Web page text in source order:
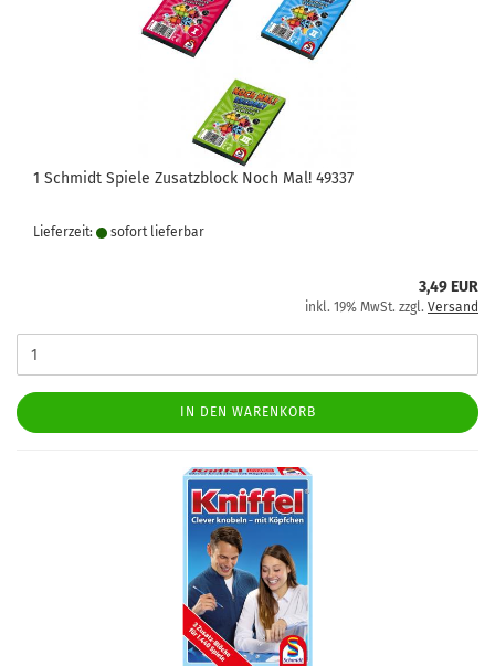
1 Schmidt Spiele Zusatzblock Noch Mal! 49337
Lieferzeit: sofort lie­fer­bar
3,49 EUR
inkl. 19% MwSt. zzgl. Versand
IN DEN WARENKORB